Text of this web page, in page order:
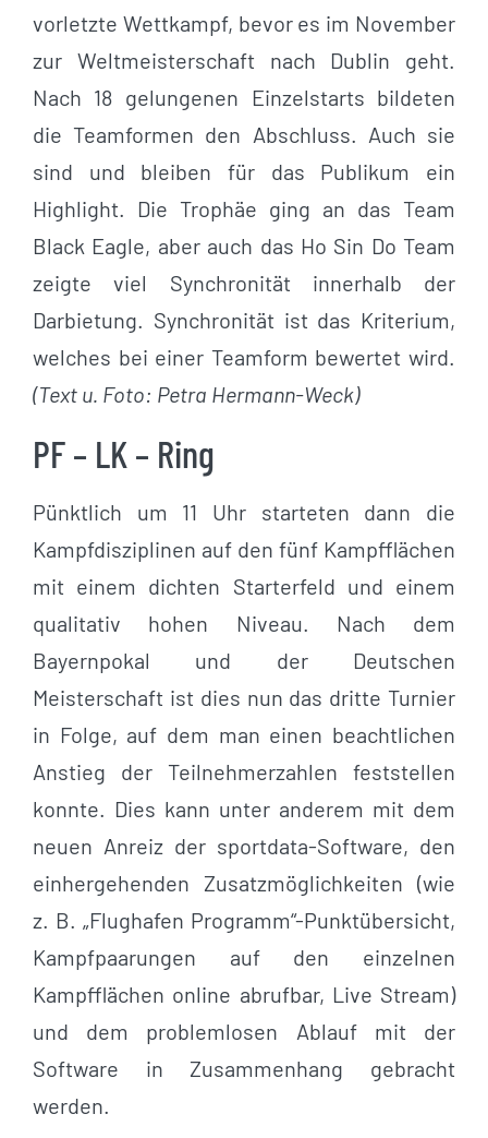
vorletzte Wettkampf, bevor es im November
zur Weltmeisterschaft nach Dublin geht.
Nach 18 gelungenen Einzelstarts bildeten
die Teamformen den Abschluss. Auch sie
sind und bleiben für das Publikum ein
Highlight. Die Trophäe ging an das Team
Black Eagle, aber auch das Ho Sin Do Team
zeigte viel Synchronität innerhalb der
Darbietung. Synchronität ist das Kriterium,
welches bei einer Teamform bewertet wird.
(Text u. Foto: Petra Hermann-Weck)
PF – LK – Ring
Pünktlich um 11 Uhr starteten dann die
Kampfdisziplinen auf den fünf Kampfflächen
mit einem dichten Starterfeld und einem
qualitativ hohen Niveau. Nach dem
Bayernpokal und der Deutschen
Meisterschaft ist dies nun das dritte Turnier
in Folge, auf dem man einen beachtlichen
Anstieg der Teilnehmerzahlen feststellen
konnte. Dies kann unter anderem mit dem
neuen Anreiz der sportdata-Software, den
einhergehenden Zusatzmöglichkeiten (wie
z. B. „Flughafen Programm“-Punktübersicht,
Kampfpaarungen auf den einzelnen
Kampfflächen online abrufbar, Live Stream)
und dem problemlosen Ablauf mit der
Software in Zusammenhang gebracht
werden.